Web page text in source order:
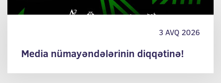
3 AVQ 2026
Media nümayəndələrinin diqqətinə!